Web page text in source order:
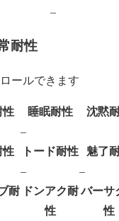
–
耐性
ールできます
睡眠耐性 沈黙
–
トード耐性 魅了
– –
耐 ドンアク耐
性
バーサ
性